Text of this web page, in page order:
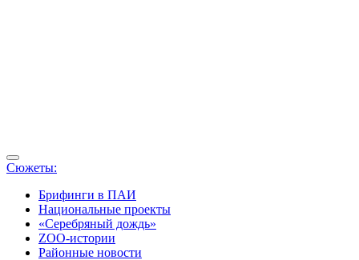
Сюжеты:
Брифинги в ПАИ
Национальные проекты
«Серебряный дождь»
ZOO-истории
Районные новости